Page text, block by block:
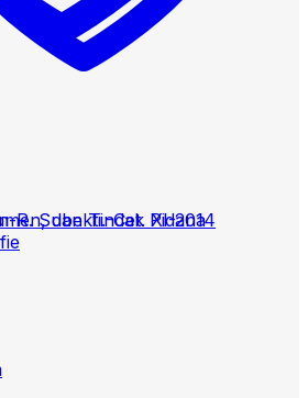
R. Subekti.-Cet. XI-2014
dan Tindak Pidana